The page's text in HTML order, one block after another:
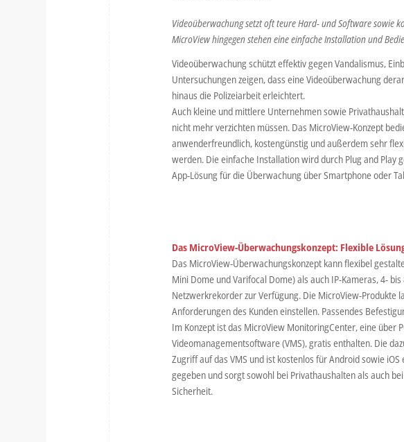
Videoüberwachung setzt oft teure Hard- und Software sowie
MicroView hingegen stehen eine einfache Installation und
Videoüberwachung schützt effektiv gegen Vandalismus,
Untersuchungen zeigen, dass eine Videoüberwachung
hinaus die Polizeiarbeit erleichtert.
Auch kleine und mittlere Unternehmen sowie
nicht mehr verzichten müssen. Das MicroView-Konzept
anwenderfreundlich, kostengünstig und außerdem sehr
werden. Die einfache Installation wird durch Plug and Play
App-Lösung für die Überwachung über Smartphone oder
Das MicroView-Überwachungskonzept: Flexible
Das MicroView-Überwachungskonzept kann flexibel
Mini Dome und Varifocal Dome) als auch IP-Kameras, 4-
Netzwerkrekorder zur Verfügung. Die MicroView-Produkte
Anforderungen des Kunden einstellen. Passendes
Im Konzept ist das MicroView MonitoringCenter, eine über
Videomanagementsoftware (VMS), gratis enthalten. Die
Zugriff auf das VMS und ist kostenlos für Android sowie
gegeben und sorgt sowohl bei Privathaushalten als auch
Sicherheit.